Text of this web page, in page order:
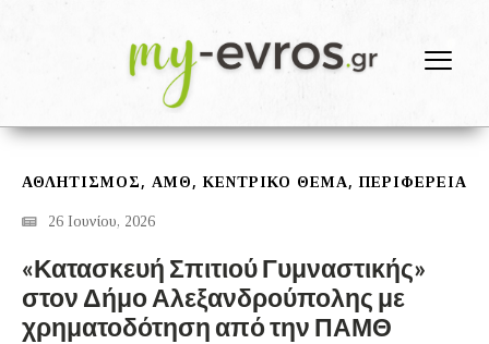
ΑΘΛΗΤΙΣΜΟΣ , ΑΜΘ ,ΚΕΝΤΡΙΚΟ ΘΕΜΑ,ΠΕΡΙΦΕΡΕΙΑ
26 Ιουνίου, 2026
«Κατασκευή Σπιτιού Γυμναστικής»
στον Δήμο Αλεξανδρούπολης με
χρηματοδότηση από την ΠΑΜΘ